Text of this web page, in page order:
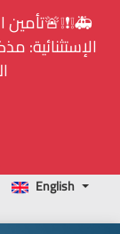
في ظل الظروف
مذكرة رقم 7/ه.ش.ع/ 2026 موجهة إلى كافة
English